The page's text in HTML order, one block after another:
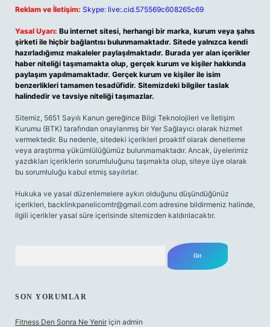
Reklam ve İletişim: Skype: live:.cid.575569c608265c69
Yasal Uyarı: Bu internet sitesi, herhangi bir marka, kurum veya şahıs
şirketi ile hiçbir bağlantısı bulunmamaktadır. Sitede yalnızca kendi
hazırladığımız makaleler paylaşılmaktadır. Burada yer alan içerikler
haber niteliği taşımamakta olup, gerçek kurum ve kişiler hakkında
paylaşım yapılmamaktadır. Gerçek kurum ve kişiler ile isim
benzerlikleri tamamen tesadüfidir. Sitemizdeki bilgiler taslak
halindedir ve tavsiye niteliği taşımazlar.
Sitemiz, 5651 Sayılı Kanun gereğince Bilgi Teknolojileri ve İletişim
Kurumu (BTK) tarafından onaylanmış bir Yer Sağlayıcı olarak hizmet
vermektedir. Bu nedenle, sitedeki içerikleri proaktif olarak denetleme
veya araştırma yükümlülüğümüz bulunmamaktadır. Ancak, üyelerimiz
yazdıkları içeriklerin sorumluluğunu taşımakta olup, siteye üye olarak
bu sorumluluğu kabul etmiş sayılırlar.
Hukuka ve yasal düzenlemelere aykırı olduğunu düşündüğünüz
içerikleri, backlinkpanelicomtr@gmail.com adresine bildirmeniz halinde,
ilgili içerikler yasal süre içerisinde sitemizden kaldırılacaktır.
SON YORUMLAR
Fitness Den Sonra Ne Yenir için admin